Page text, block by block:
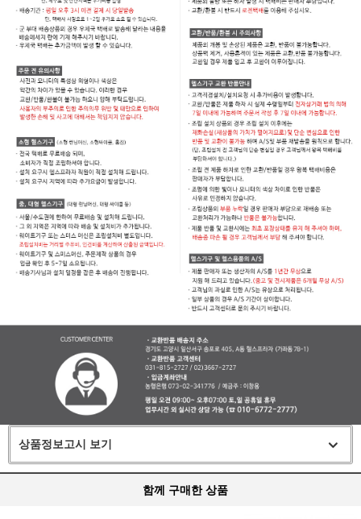
상품정보고시 보기
함께 구매한 상품